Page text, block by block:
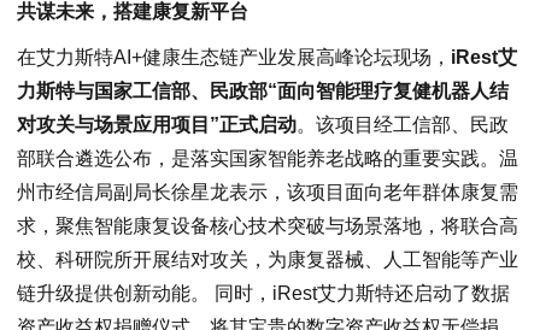
共谋未来，搭建康复新平台
在艾力斯特AI+健康生态链产业发展高峰论坛现场， iRest艾
力斯特与国家工信部、民政部“面向智能理疗复健机器人结
对攻关与场景应用项目”正式启动。该项目经工信部、民政
部联合遴选公布，是落实国家智能养老战略的重要实践。温
州市经信局副局长徐星龙表示，该项目面向老年群体康复需
求，聚焦智能康复设备核心技术突破与场景落地，将联合高
校、科研院所开展结对攻关，为康复器械、人工智能等产业
链升级提供创新动能。 同时，iRest艾力斯特还启动了数据